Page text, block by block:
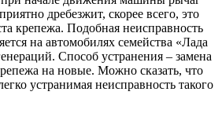
дребезжит, скорее всего, это
крепежа. Подобная неисправность
на автомобилях семейства «Лада
Способ устранения – замена
на новые. Можно сказать, что
устранимая неисправность такого